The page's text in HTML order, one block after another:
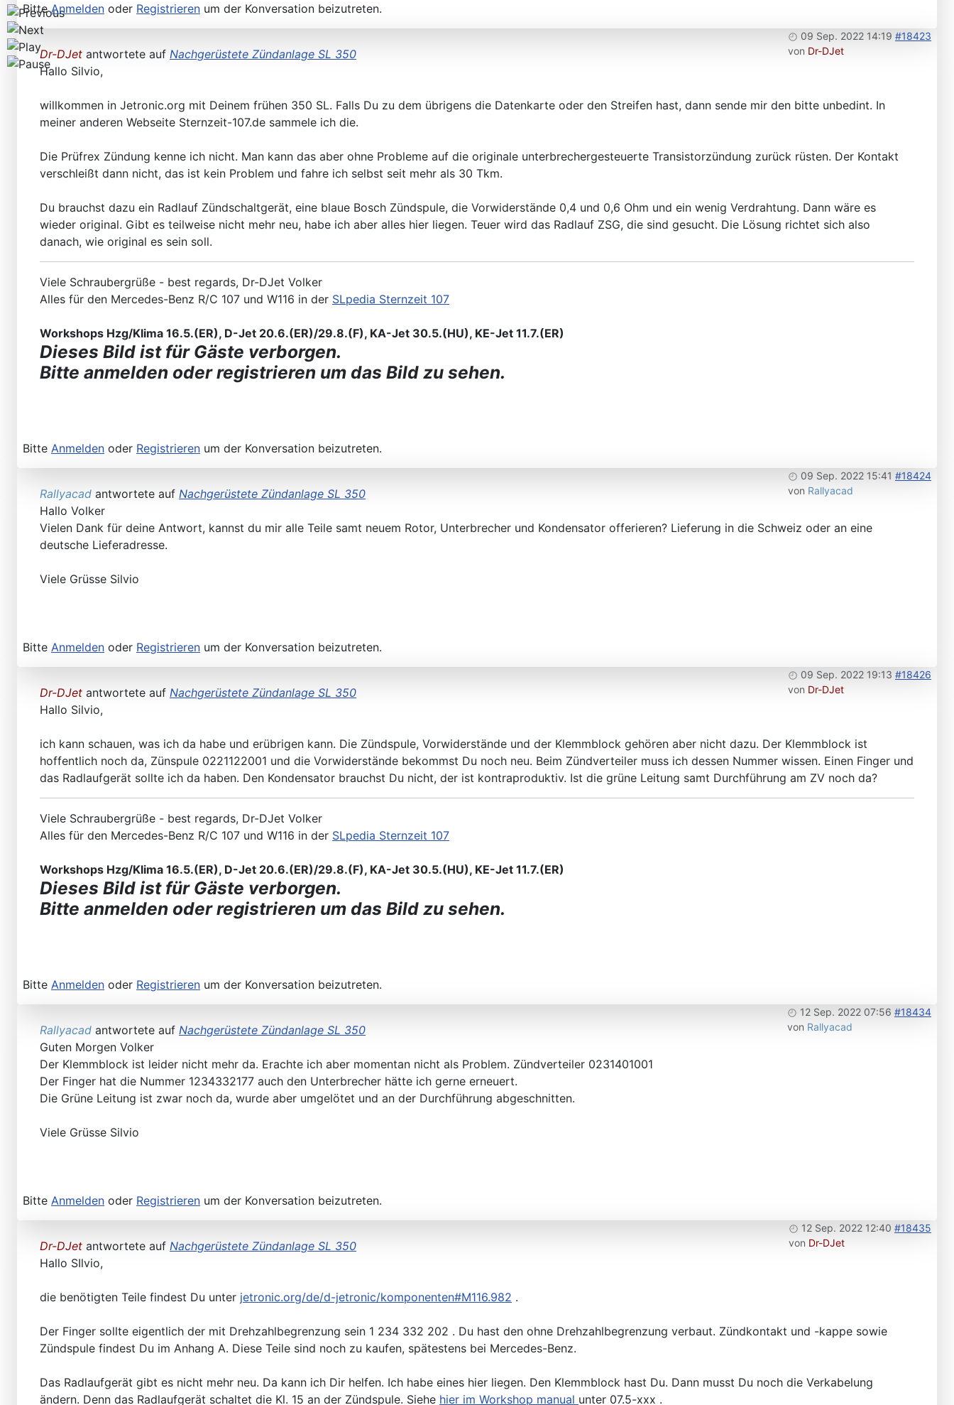
BitteAnmelden oder Registrieren um der Konversation beizutreten.
09 Sep. 2022 14:19 #18423
von Dr-DJet
Dr-DJet antwortete auf Nachgerüstete Zündanlage SL 350
Hallo Silvio,
willkommen in Jetronic.org mit Deinem frühen 350 SL. Falls Du zu dem übrigens die Datenkarte oder den Streifen hast, dann sende mir den bitte unbedint. In
meiner anderen Webseite Sternzeit-107.de sammele ich die.
Die Prüfrex Zündung kenne ich nicht. Man kann das aber ohne Probleme auf die originale unterbrechergesteuerte Transistorzündung zurück rüsten. Der Kontakt
verschleißt dann nicht, das ist kein Problem und fahre ich selbst seit mehr als 30 Tkm.
Du brauchst dazu ein Radlauf Zündschaltgerät, eine blaue Bosch Zündspule, die Vorwiderstände 0,4 und 0,6 Ohm und ein wenig Verdrahtung. Dann wäre es
wieder original. Gibt es teilweise nicht mehr neu, habe ich aber alles hier liegen. Teuer wird das Radlauf ZSG, die sind gesucht. Die Lösung richtet sich also
danach, wie original es sein soll.
Viele Schraubergrüße - best regards, Dr-DJet Volker
Alles für den Mercedes-Benz R/C 107 und W116 in der SLpedia Sternzeit 107
Workshops Hzg/Klima 16.5.(ER), D-Jet 20.6.(ER)/29.8.(F), KA-Jet 30.5.(HU), KE-Jet 11.7.(ER)
Dieses Bild ist für Gäste verborgen.
Bitte anmelden oder registrieren um das Bild zu sehen.
Bitte Anmelden oder Registrieren um der Konversation beizutreten.
09 Sep. 2022 15:41 #18424
von Rallyacad
Rallyacad antwortete auf Nachgerüstete Zündanlage SL 350
Hallo Volker
Vielen Dank für deine Antwort, kannst du mir alle Teile samt neuem Rotor, Unterbrecher und Kondensator offerieren? Lieferung in die Schweiz oder an eine
deutsche Lieferadresse.
Viele Grüsse Silvio
Bitte Anmelden oder Registrieren um der Konversation beizutreten.
09 Sep. 2022 19:13 #18426
von Dr-DJet
Dr-DJet antwortete auf Nachgerüstete Zündanlage SL 350
Hallo Silvio,
ich kann schauen, was ich da habe und erübrigen kann. Die Zündspule, Vorwiderstände und der Klemmblock gehören aber nicht dazu. Der Klemmblock ist
hoffentlich noch da, Zünspule 0221122001 und die Vorwiderstände bekommst Du noch neu. Beim Zündverteiler muss ich dessen Nummer wissen. Einen Finger und
das Radlaufgerät sollte ich da haben. Den Kondensator brauchst Du nicht, der ist kontraproduktiv. Ist die grüne Leitung samt Durchführung am ZV noch da?
Viele Schraubergrüße - best regards, Dr-DJet Volker
Alles für den Mercedes-Benz R/C 107 und W116 in der SLpedia Sternzeit 107
Workshops Hzg/Klima 16.5.(ER), D-Jet 20.6.(ER)/29.8.(F), KA-Jet 30.5.(HU), KE-Jet 11.7.(ER)
Dieses Bild ist für Gäste verborgen.
Bitte anmelden oder registrieren um das Bild zu sehen.
Bitte Anmelden oder Registrieren um der Konversation beizutreten.
12 Sep. 2022 07:56 #18434
von Rallyacad
Rallyacad antwortete auf Nachgerüstete Zündanlage SL 350
Guten Morgen Volker
Der Klemmblock ist leider nicht mehr da. Erachte ich aber momentan nicht als Problem. Zündverteiler 0231401001
Der Finger hat die Nummer 1234332177 auch den Unterbrecher hätte ich gerne erneuert.
Die Grüne Leitung ist zwar noch da, wurde aber umgelötet und an der Durchführung abgeschnitten.
Viele Grüsse Silvio
Bitte Anmelden oder Registrieren um der Konversation beizutreten.
12 Sep. 2022 12:40 #18435
von Dr-DJet
Dr-DJet antwortete auf Nachgerüstete Zündanlage SL 350
Hallo SIlvio,
die benötigten Teile findest Du unter jetronic.org/de/d-jetronic/komponenten#M116.982 .
Der Finger sollte eigentlich der mit Drehzahlbegrenzung sein 1 234 332 202 . Du hast den ohne Drehzahlbegrenzung verbaut. Zündkontakt und -kappe sowie
Zündspule findest Du im Anhang A. Diese Teile sind noch zu kaufen, spätestens bei Mercedes-Benz.
Das Radlaufgerät gibt es nicht mehr neu. Da kann ich Dir helfen. Ich habe eines hier liegen. Den Klemmblock hast Du. Dann musst Du noch die Verkabelung
ändern. Denn das Radlaufgerät schaltet die Kl. 15 an der Zündspule. Siehe hier im Workshop manual unter 07.5-xxx .